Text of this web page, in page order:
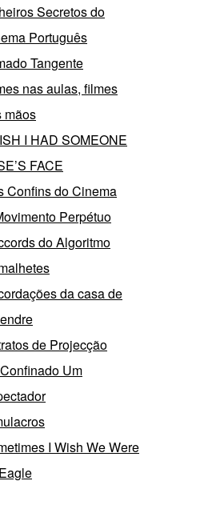
Secretos do
Português
Tangente
nas aulas, filmes
mãos
I HAD SOMEONE
FACE
Confins do Cinema
Perpétuo
do Algoritmo
da casa de
de Projecção
Um
I Wish We Were